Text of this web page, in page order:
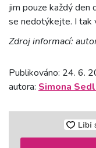
jim pouze každý
se nedotýkejte. I tak
Zdroj informací:
Publikováno: 24. 6.
autora: Simona